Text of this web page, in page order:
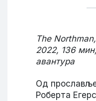
The
2022, 136
авантура
Од
Роберта